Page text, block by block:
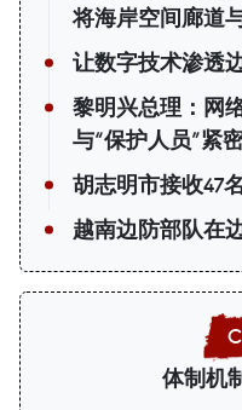
将海岸空间廊道
让数字技术渗透
黎明兴总理：网
与“保护人员”紧
胡志明市接收47
越南边防部队在
体制机